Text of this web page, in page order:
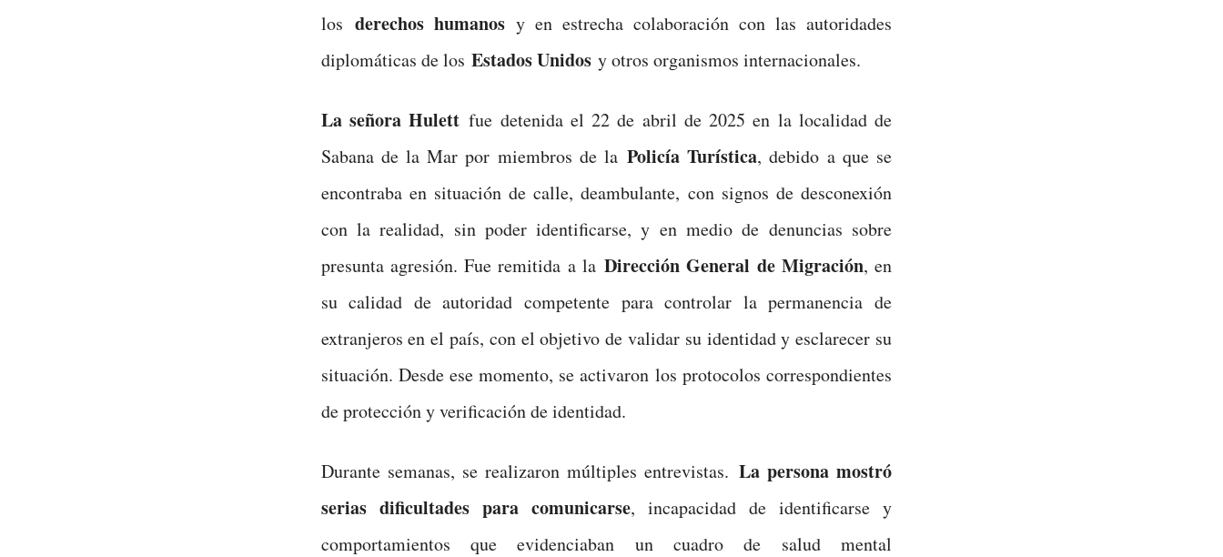
los derechos humanosy en estrecha colaboración con las autoridades
diplomáticas de los Estados Unidosy otros organismos internacionales.
La señora Hulettfue detenida el 22 de abril de 2025 en la localidad de
Sabana de la Mar por miembros de laPolicía Turística, debido a que se
encontraba en situación de calle, deambulante, con signos de desconexión
con la realidad, sin poder identificarse, y en medio de denuncias sobre
presunta agresión. Fue remitida a laDirección General de Migración, en
su calidad de autoridad competente para controlar la permanencia de
extranjeros en el país, con el objetivo de validar su identidad y esclarecer su
situación. Desde ese momento, se activaron los protocolos correspondientes
de protección y verificación de identidad.
Durante semanas, se realizaron múltiples entrevistas. La persona mostró
serias dificultades para comunicarse, incapacidad de identificarse y
comportamientos que evidenciaban un cuadro de salud mental